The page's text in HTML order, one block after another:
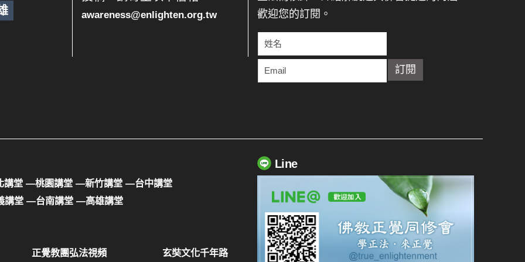
awareness@enlighten.org.tw
歡迎您的訂閱。
講堂 —桃園講堂 —新竹講堂 —台中講堂
講堂 —台南講堂 —高雄講堂
正覺教團弘法視頻 玄奘文化千年路
Line